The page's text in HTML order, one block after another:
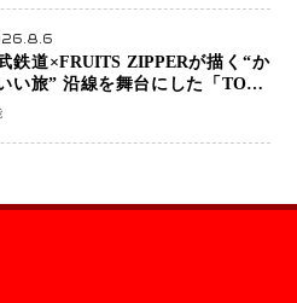
鉄道×FRUITS ZIPPERが描く“か
い旅” 沿線を舞台にした「TOBU
PROJECT」が開幕